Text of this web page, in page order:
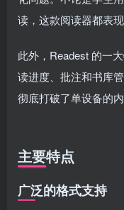
读，这款阅读器都表现
此外，Readest 的一
读进度、批注和书库
彻底打破了单设备的内
主要特点
广泛的格式支持